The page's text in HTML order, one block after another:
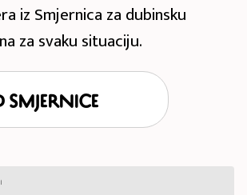
iz Smjernica za dubinsku
za svaku situaciju.
Smjernice